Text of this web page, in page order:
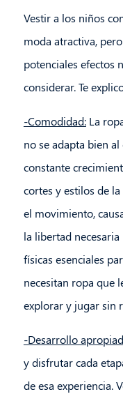
Vestir a los niños
moda atractiva,
potenciales efectos
considerar. Te
-Comodidad:La
no se adapta bien
constante
cortes y estilos de
el movimiento,
la libertad
físicas esenciales
necesitan ropa que
explorar y jugar sin
-Desarrollo
y disfrutar cada
de esa experiencia.